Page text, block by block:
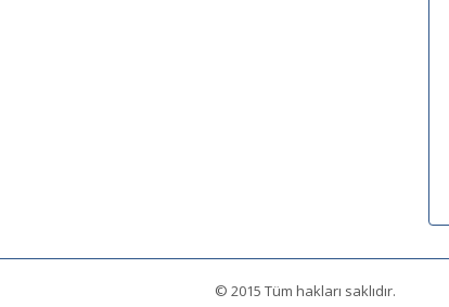
© 2015 Tüm hakları saklıdır.